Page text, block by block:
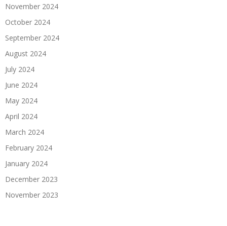
November 2024
October 2024
September 2024
August 2024
July 2024
June 2024
May 2024
April 2024
March 2024
February 2024
January 2024
December 2023
November 2023